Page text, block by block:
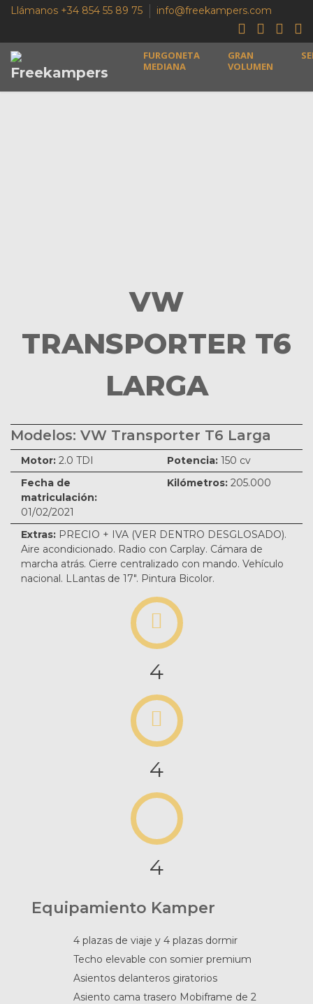
Llámanos +34 854 55 89 75 info@freekampers.com
FURGONETA
MEDIANA
GRAN
VOLUMEN
VW
TRANSPORTER T6
LARGA
Modelos: VW Transporter T6 Larga
Motor: 2.0 TDI Potencia: 150 cv
Fecha de
matriculación:
01/02/2021
Kilómetros: 205.000
Extras: PRECIO + IVA (VER DENTRO DESGLOSADO).
Aire acondicionado. Radio con Carplay. Cámara de
marcha atrás. Cierre centralizado con mando. Vehículo
nacional. LLantas de 17". Pintura Bicolor.
4
4
4
Equipamiento Kamper
4 plazas de viaje y 4 plazas dormir
Techo elevable con somier premium
Asientos delanteros giratorios
Asiento cama trasero Mobiframe de 2